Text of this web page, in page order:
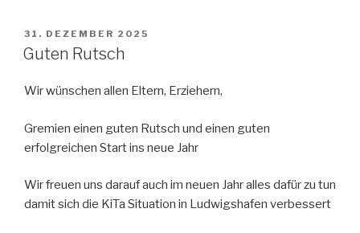
VERÖFFENTLICHT
AM
31. DEZEMBER 2025
Guten Rutsch
Wir wünschen allen Eltern, Erziehern,
Gremien einen guten Rutsch und einen guten
erfolgreichen Start ins neue Jahr
Wir freuen uns darauf auch im neuen Jahr alles dafür zu tun
damit sich die KiTa Situation in Ludwigshafen verbessert